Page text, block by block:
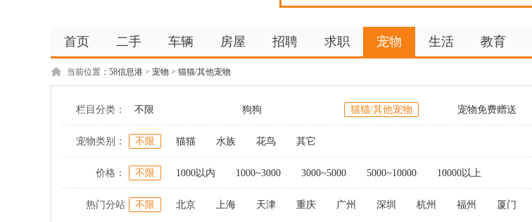
首页 二手 车辆 房屋 招聘 求职 宠物 生活 教育
当前位置： 58信息港 > 宠物 > 猫猫/其他宠物
栏目分类： 不限 狗狗 猫猫/其他宠物 宠物免费赠送
宠物类别： 不限 猫猫 水族 花鸟 其它
价格： 不限 1000以内 1000~3000 3000~5000 5000~10000 10000以上
热门分站 不限 北京 上海 天津 重庆 广州 深圳 杭州 福州 厦门